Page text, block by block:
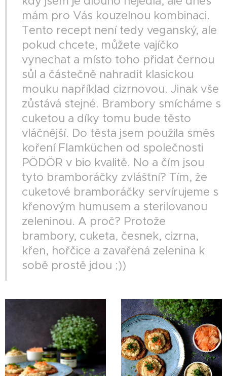
mám pro Vás kouzelnou kombinaci.
Tento recept není tedy veganský, ale
pokud chcete, můžete vajíčko
vynechat a místo toho přidat černou
sůl a částečně nahradit klasickou
mouku například cizrnovou. Jinak vše
zůstává stejné. Brambory smícháme s
cuketou a díky tomu bude těsto
vláčnější. Do těsta jsem použila směs
koření Flamküchen od společnosti
PÖDÖR v bio kvalitě. No a čím jsou
tyto bramboráčky zvláštní? Tím, že
cuketové bramboráčky servírujeme s
křenovým humusem a sterilovanou
zeleninou. A proč? Protože
brambory, cuketa, česnek, cizrna,
křen, hořčice a zavařená zelenina k
sobě prostě jdou ;))